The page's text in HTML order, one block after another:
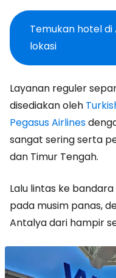
Temukan hotel
lokasi
Layanan reguler
disediakan oleh
Pegasus Airlines
sangat sering serta
dan Timur Tengah.
Lalu lintas ke
pada musim panas,
Antalya dari hampir